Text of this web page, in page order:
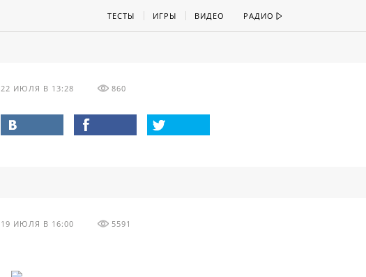
ТЕСТЫ ИГРЫ ВИДЕО РАДИО
22 ИЮЛЯ В 13:28 860
19 ИЮЛЯ В 16:00 5591